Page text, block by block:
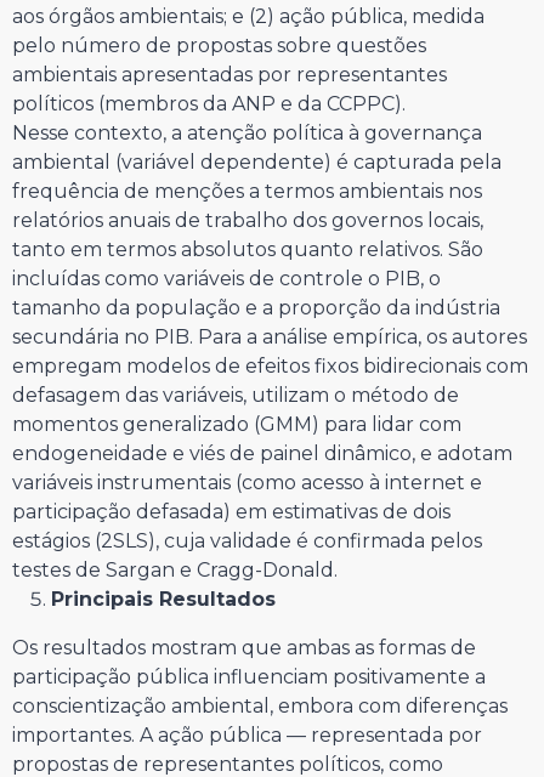
aos órgãos ambientais; e (2) ação pública, medida
pelo número de propostas sobre questões
ambientais apresentadas por representantes
políticos (membros da ANP e da CCPPC).
Nesse contexto, a atenção política à governança
ambiental (variável dependente) é capturada pela
frequência de menções a termos ambientais nos
relatórios anuais de trabalho dos governos locais,
tanto em termos absolutos quanto relativos. São
incluídas como variáveis de controle o PIB, o
tamanho da população e a proporção da indústria
secundária no PIB. Para a análise empírica, os autores
empregam modelos de efeitos fixos bidirecionais com
defasagem das variáveis, utilizam o método de
momentos generalizado (GMM) para lidar com
endogeneidade e viés de painel dinâmico, e adotam
variáveis instrumentais (como acesso à internet e
participação defasada) em estimativas de dois
estágios (2SLS), cuja validade é confirmada pelos
testes de Sargan e Cragg-Donald.
Principais Resultados
Os resultados mostram que ambas as formas de
participação pública influenciam positivamente a
conscientização ambiental, embora com diferenças
importantes. A ação pública — representada por
propostas de representantes políticos, como